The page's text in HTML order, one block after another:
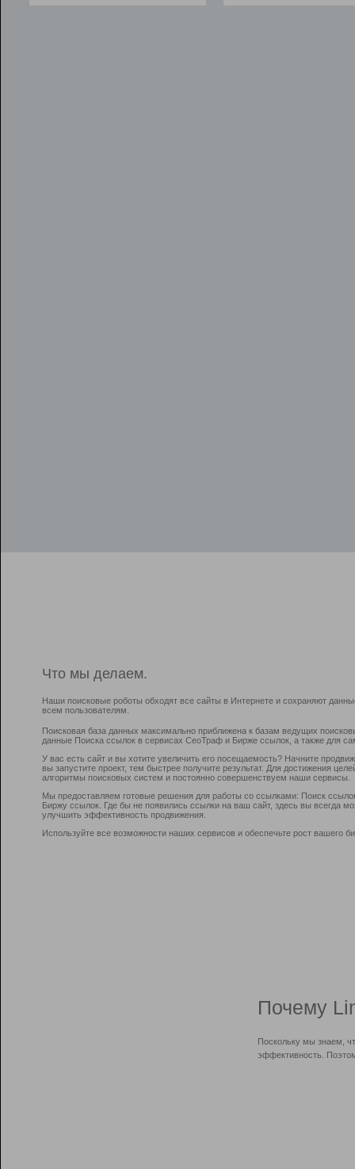
Что мы делаем.
Наши поисковые роботы обходят все сайты в Интернете и сохраняют
всем пользователям.
Поисковая база данных максимально приближена к базам ведущих
данные Поиска ссылок в сервисах СеоТраф и Бирже ссылок, а также для
У вас есть сайт и вы хотите увеличить его посещаемость? Начните
вы запустите проект, тем быстрее получите результат. Для достижения
алгоритмы поисковых систем и постоянно совершенствуем наши сервисы.
Мы предоставляем готовые решения для работы со ссылками: Поиск
Биржу ссылок. Где бы не появились ссылки на ваш сайт, здесь вы всегда
улучшить эффективность продвижения.
Используйте все возможности наших сервисов и обеспечьте рост вашего
Почему
Поскольку мы знаем,
эффективность.